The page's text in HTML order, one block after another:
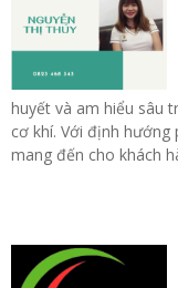
huyết và am hiểu sâu
cơ khí. Với định
mang đến cho khách